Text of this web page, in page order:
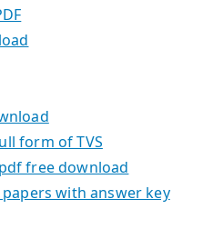
form of TVS
free download
with answer key